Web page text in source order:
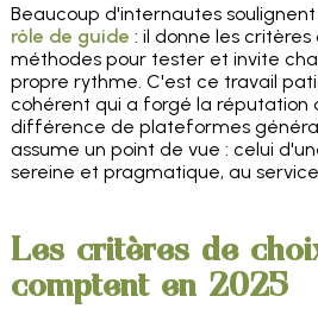
Beaucoup d'internautes
rôle de guide : il donne les
méthodes pour tester et invite
propre rythme. C'est ce travail
cohérent qui a forgé la réputation
différence de plateformes
assume un point de vue : celui
sereine et pragmatique, au
Les critères de
comptent en 2025